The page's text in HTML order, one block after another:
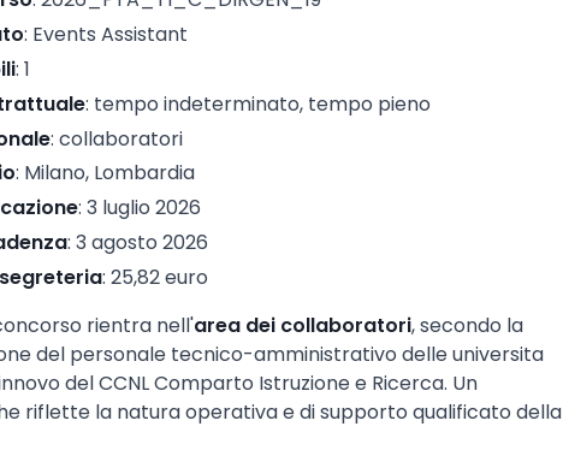
: Events Assistant
: 1
: tempo indeterminato, tempo pieno
: collaboratori
: Milano, Lombardia
: 3 luglio 2026
: 3 agosto 2026
: 25,82 euro
rientra nell'area dei collaboratori, secondo la
del personale tecnico-amministrativo delle universita
del CCNL Comparto Istruzione e Ricerca. Un
riflette la natura operativa e di supporto qualificato della